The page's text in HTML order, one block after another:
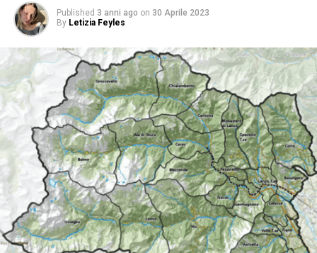
Published 3 anni ago on 30 Aprile 2023
By Letizia Feyles